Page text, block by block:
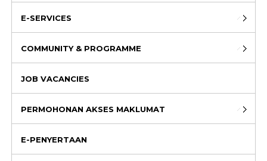
E-SERVICES
COMMUNITY & PROGRAMME
JOB VACANCIES
PERMOHONAN AKSES MAKLUMAT
E-PENYERTAAN